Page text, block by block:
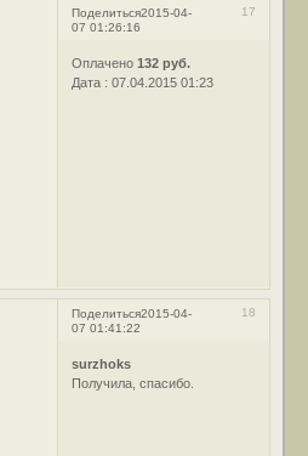
Поделиться 17
2015-04-
07 01:26:16
Оплачено132 руб.
Дата : 07.04.2015 01:23
Поделиться 18
2015-04-
07 01:41:22
surzhoks
Получила, спасибо.